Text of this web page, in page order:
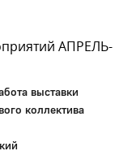
АПРЕЛЬ-
выставки
коллектива